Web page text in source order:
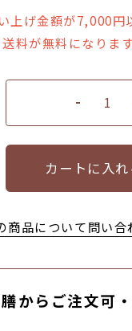
上げ金額が7,000円
送料が無料になります
カートに入れ
商品について問い合
からご注文可